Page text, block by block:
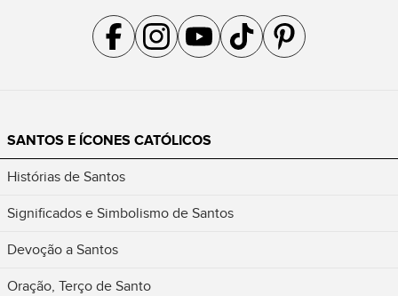
Acompanhe a gente no Facebook
Acompanhe a gente no Instagram
Acompanhe a gente no YouTube
Acompanhe a gente no TikTok
Acompanhe a gente no
SANTOS E ÍCONES CATÓLICOS
Histórias de Santos
Significados e Simbolismo de Santos
Devoção a Santos
Oração, Terço de Santo